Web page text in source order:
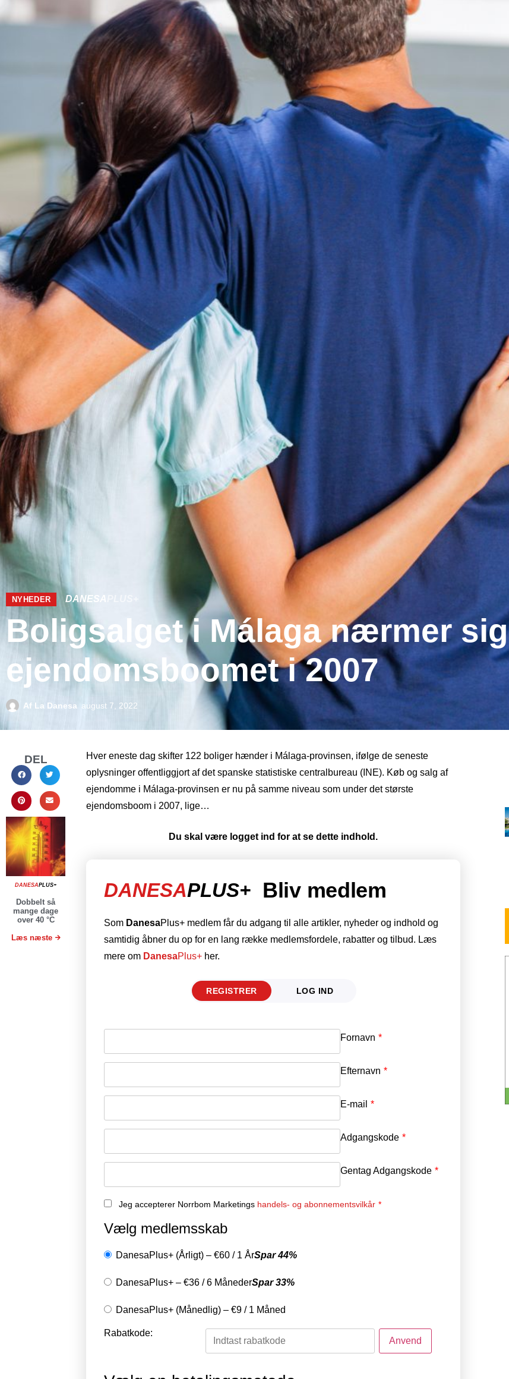
NYHEDER DANESA
Boligsalget i Málaga nærmer sig
ejendomsboomet i 2007
Af La Danesa august 7, 2022
DEL
DANESAPLUS+
Dobbelt så
mange dage
over 40 °C
Læs næste
Hver eneste dag skifter 122 boliger hænder i Málaga-provinsen, ifølge de seneste
oplysninger offentliggjort af det spanske statistiske centralbureau (INE). Køb og salg af
ejendomme i Málaga-provinsen er nu på samme niveau som under det største
ejendomsboom i 2007, lige…
Du skal være logget ind for at se dette indhold.
DANESAPLUS+ Bliv medlem
Som DanesaPlus+ medlem får du adgang til alle artikler, nyheder og indhold og
samtidig åbner du op for en lang række medlemsfordele, rabatter og tilbud. Læs
mere om DanesaPlus+ her.
REGISTRER LOG IND
Fornavn *
Efternavn *
E-mail *
Adgangskode *
Gentag Adgangskode *
Jeg accepterer Norrbom Marketings handels- og abonnementsvilkår *
Vælg medlemsskab
DanesaPlus+ (Årligt) – €60 / 1 ÅrSpar 44%
DanesaPlus+ – €36 /6 MånederSpar 33%
DanesaPlus+ (Månedlig) – €9 / 1 Måned
Rabatkode:
E-mail
Adgangskode